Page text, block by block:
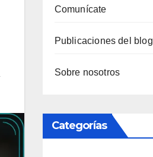
Comunícate
Publicaciones del blog
Sobre nosotros
Categorías